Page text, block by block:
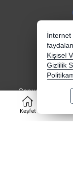
Keşfet
Copyright 2026
Kredi kartı
korunmaktadır.
Kişisel
Gizlilik